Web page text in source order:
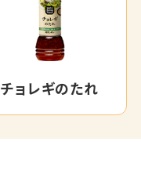
チョレギのたれ